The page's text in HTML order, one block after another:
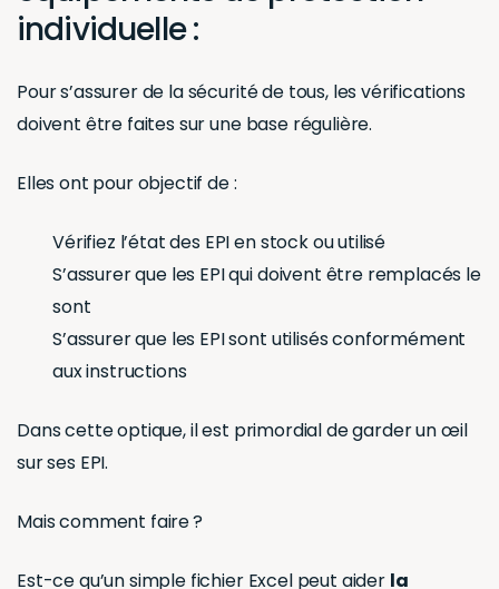
individuelle :
Pour s’assurer de la sécurité de tous, les vérifications
doivent être faites sur une base régulière.
Elles ont pour objectif de :
Vérifiez l’état des EPI en stock ou utilisé
S’assurer que les EPI qui doivent être remplacés le
sont
S’assurer que les EPI sont utilisés conformément
aux instructions
Dans cette optique, il est primordial de garder un œil
sur ses EPI.
Mais comment faire ?
Est-ce qu’un simple fichier Excel peut aider la